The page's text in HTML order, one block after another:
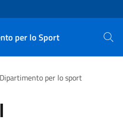
per lo Sport Cerca
per lo sport